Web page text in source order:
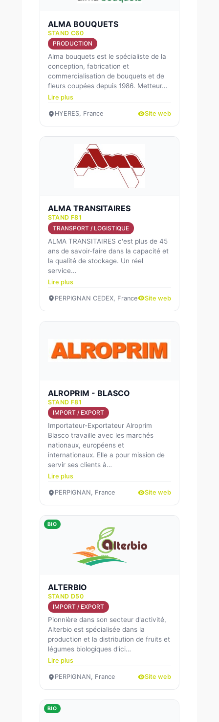
ALMA BOUQUETS
STAND C60
PRODUCTION
Alma bouquets est le spécialiste de la
conception, fabrication et
commercialisation de bouquets et de
fleurs coupées depuis 1986. Metteur…
Lire plus
HYERES, France Site web
ALMA TRANSITAIRES
STAND F81
TRANSPORT / LOGISTIQUE
ALMA TRANSITAIRES c'est plus de 45
ans de savoir-faire dans la capacité et
la qualité de stockage. Un réel
service…
Lire plus
PERPIGNAN CEDEX, France Site web
ALROPRIM - BLASCO
STAND F81
IMPORT / EXPORT
Importateur-Exportateur Alroprim
Blasco travaille avec les marchés
nationaux, européens et
internationaux. Elle a pour mission de
servir ses clients à…
Lire plus
PERPIGNAN, France Site web
BIO
ALTERBIO
STAND D50
IMPORT / EXPORT
Pionnière dans son secteur d'activité,
Alterbio est spécialisée dans la
production et la distribution de fruits et
légumes biologiques d'ici…
Lire plus
PERPIGNAN, France Site web
BIO